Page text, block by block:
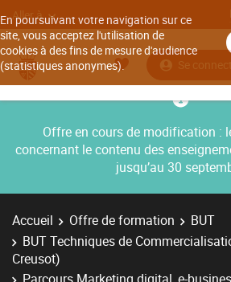
En poursuivant votre navigation sur ce
site, vous acceptez l'utilisation de
cookies à des fins de mesure d'audience
(statistiques anonymes).
Aller à
Se
Offre en cours de modification :
concernant le contenu des
jusqu’au 30
Accueil Offre de formation
BUT
BUT Techniques de
Creusot)